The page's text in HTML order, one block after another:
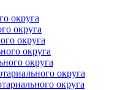
округа
округа
округа
округа
округа
округа
округа